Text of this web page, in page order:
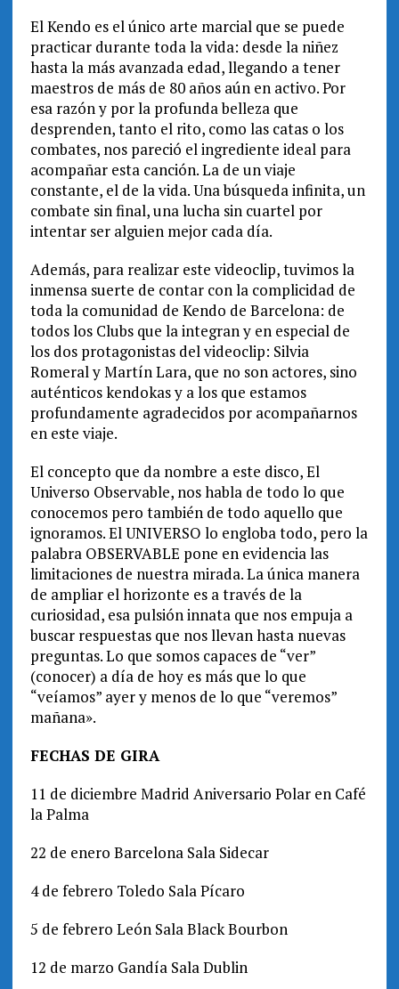
El Kendo es el único arte marcial que se puede
practicar durante toda la vida: desde la niñez
hasta la más avanzada edad, llegando a tener
maestros de más de 80 años aún en activo. Por
esa razón y por la profunda belleza que
desprenden, tanto el rito, como las catas o los
combates, nos pareció el ingrediente ideal para
acompañar esta canción. La de un viaje
constante, el de la vida. Una búsqueda infinita, un
combate sin final, una lucha sin cuartel por
intentar ser alguien mejor cada día.
Además, para realizar este videoclip, tuvimos la
inmensa suerte de contar con la complicidad de
toda la comunidad de Kendo de Barcelona: de
todos los Clubs que la integran y en especial de
los dos protagonistas del videoclip: Silvia
Romeral y Martín Lara, que no son actores, sino
auténticos kendokas y a los que estamos
profundamente agradecidos por acompañarnos
en este viaje.
El concepto que da nombre a este disco, El
Universo Observable, nos habla de todo lo que
conocemos pero también de todo aquello que
ignoramos. El UNIVERSO lo engloba todo, pero la
palabra OBSERVABLE pone en evidencia las
limitaciones de nuestra mirada. La única manera
de ampliar el horizonte es a través de la
curiosidad, esa pulsión innata que nos empuja a
buscar respuestas que nos llevan hasta nuevas
preguntas. Lo que somos capaces de “ver”
(conocer) a día de hoy es más que lo que
“veíamos” ayer y menos de lo que “veremos”
mañana».
FECHAS DE GIRA
11 de diciembre Madrid Aniversario Polar en Café
la Palma
22 de enero Barcelona Sala Sidecar
4 de febrero Toledo Sala Pícaro
5 de febrero León Sala Black Bourbon
12 de marzo Gandía Sala Dublin